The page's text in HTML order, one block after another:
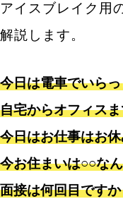
休日は何をして
転職を考えたき
今まで仕事をし
果を教えてくだ
仕事において、
アイスブレイク用
解説します。
今日は電車でいら
自宅からオフィス
今日はお仕事はお
今お住まいは○○な
面接は何回目です